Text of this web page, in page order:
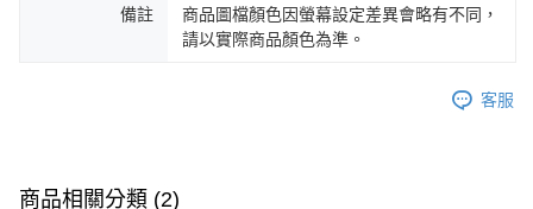
備註
商品圖檔顏色因螢幕設定差異會略有不同，
請以實際商品顏色為準。
客服
商品相關分類 (2)